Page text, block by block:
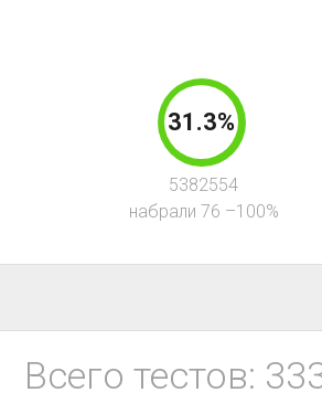
31.3%
5382554
набрали 76 –100%
Всего тестов: